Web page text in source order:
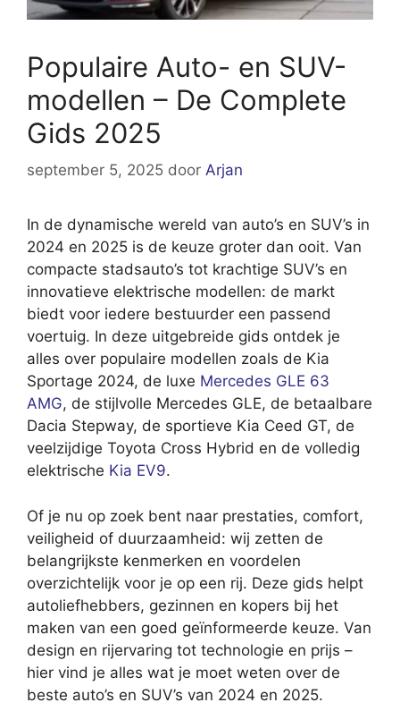
Populaire Auto- en SUV-
modellen – De Complete
Gids 2025
september 5, 2025 door Arjan
In de dynamische wereld van auto’s en SUV’s in
2024 en 2025 is de keuze groter dan ooit. Van
compacte stadsauto’s tot krachtige SUV’s en
innovatieve elektrische modellen: de markt
biedt voor iedere bestuurder een passend
voertuig. In deze uitgebreide gids ontdek je
alles over populaire modellen zoals de Kia
Sportage 2024, de luxe Mercedes GLE 63
AMG, de stijlvolle Mercedes GLE, de betaalbare
Dacia Stepway, de sportieve Kia Ceed GT, de
veelzijdige Toyota Cross Hybrid en de volledig
elektrische Kia EV9.
Of je nu op zoek bent naar prestaties, comfort,
veiligheid of duurzaamheid: wij zetten de
belangrijkste kenmerken en voordelen
overzichtelijk voor je op een rij. Deze gids helpt
autoliefhebbers, gezinnen en kopers bij het
maken van een goed geïnformeerde keuze. Van
design en rijervaring tot technologie en prijs –
hier vind je alles wat je moet weten over de
beste auto’s en SUV’s van 2024 en 2025.